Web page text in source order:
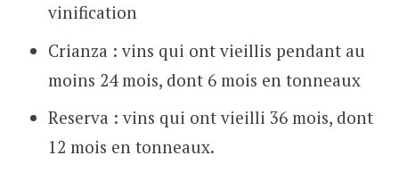
vinification
Crianza : vins qui ont vieillis pendant au
moins 24 mois, dont 6 mois en tonneaux
Reserva : vins qui ont vieilli 36 mois, dont
12 mois en tonneaux.